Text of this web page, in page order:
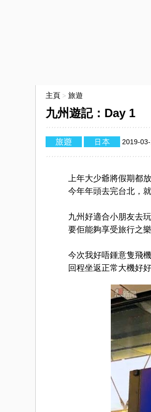
主頁 > 旅遊
九州遊記：Day 1
2019-03-
上年大少爺將假期都
今年年頭去完台北，
九州好適合小朋友去
要佢能夠享受旅行之
今次我好唔鍾意隻飛
回程坐返正常大機好好